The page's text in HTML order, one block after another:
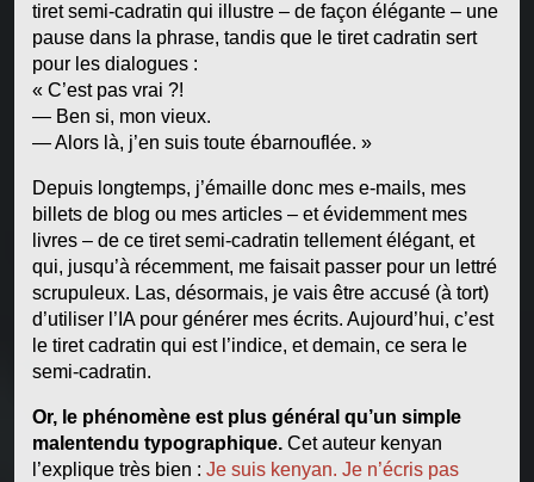
tiret semi-cadratin qui illustre – de façon élégante – une
pause dans la phrase, tandis que le tiret cadratin sert
pour les dialogues :
« C’est pas vrai ?!
— Ben si, mon vieux.
— Alors là, j’en suis toute ébarnouflée. »
Depuis longtemps, j’émaille donc mes e-mails, mes
billets de blog ou mes articles – et évidemment mes
livres – de ce tiret semi-cadratin tellement élégant, et
qui, jusqu’à récemment, me faisait passer pour un lettré
scrupuleux. Las, désormais, je vais être accusé (à tort)
d’utiliser l’IA pour générer mes écrits. Aujourd’hui, c’est
le tiret cadratin qui est l’indice, et demain, ce sera le
semi-cadratin.
Or, le phénomène est plus général qu’un simple
malentendu typographique.Cet auteur kenyan
l’explique très bien : Je suis kenyan. Je n’écris pas